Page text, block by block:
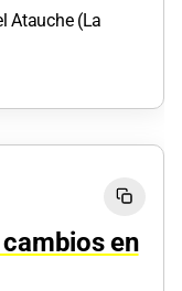
Atauche (La
en